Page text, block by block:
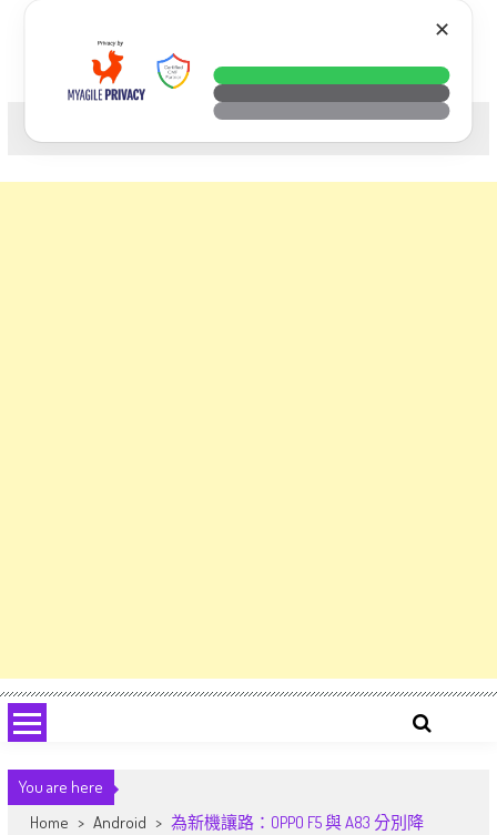
科技. 生活. 攝影.
You are here
Home > Android > 為新機讓路：OPPO F5 與 A83 分別降
✕